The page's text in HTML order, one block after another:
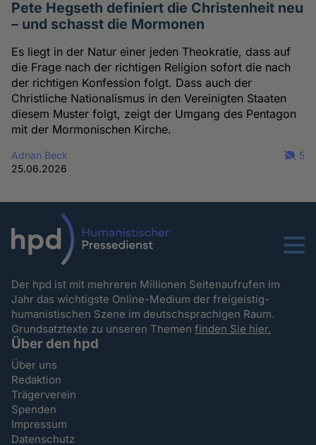
Pete Hegseth definiert die Christenheit neu
– und schasst die Mormonen
Es liegt in der Natur einer jeden Theokratie, dass auf
die Frage nach der richtigen Religion sofort die nach
der richtigen Konfession folgt. Dass auch der
Christliche Nationalismus in den Vereinigten Staaten
diesem Muster folgt, zeigt der Umgang des Pentagon
mit der Mormonischen Kirche.
Adrian Beck
25.06.2026
5
Menu
Der hpd ist mit mehreren Millionen Seitenaufrufen im
Jahr das wichtigste Online-Medium der freigeistig-
humanistischen Szene im deutschsprachigen Raum.
Grundsatztexte zu unseren Themenfinden Sie hier.
Über den hpd
Über uns
Redaktion
Trägerverein
Spenden
Impressum
Datenschutz